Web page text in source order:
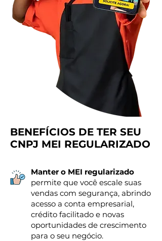
BENEFÍCIOS DE TER SEU
CNPJ MEI REGULARIZADO
Manter o MEI regularizado
permite que você escale suas
vendas com segurança, abrindo
acesso a conta empresarial,
crédito facilitado e novas
oportunidades de crescimento
para o seu negócio.